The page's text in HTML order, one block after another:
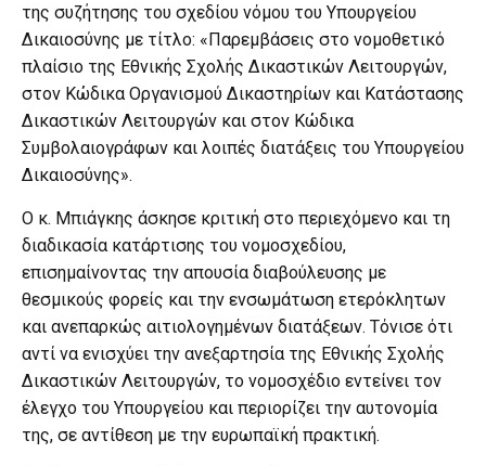
της συζήτησης του σχεδίου νόμου του Υπουργείου
Δικαιοσύνης με τίτλο: «Παρεμβάσεις στο νομοθετικό
πλαίσιο της Εθνικής Σχολής Δικαστικών Λειτουργών,
στον Κώδικα Οργανισμού Δικαστηρίων και Κατάστασης
Δικαστικών Λειτουργών και στον Κώδικα
Συμβολαιογράφων και λοιπές διατάξεις του Υπουργείου
Δικαιοσύνης».
Ο κ. Μπιάγκης άσκησε κριτική στο περιεχόμενο και τη
διαδικασία κατάρτισης του νομοσχεδίου,
επισημαίνοντας την απουσία διαβούλευσης με
θεσμικούς φορείς και την ενσωμάτωση ετερόκλητων
και ανεπαρκώς αιτιολογημένων διατάξεων. Τόνισε ότι
αντί να ενισχύει την ανεξαρτησία της Εθνικής Σχολής
Δικαστικών Λειτουργών, το νομοσχέδιο εντείνει τον
έλεγχο του Υπουργείου και περιορίζει την αυτονομία
της, σε αντίθεση με την ευρωπαϊκή πρακτική.